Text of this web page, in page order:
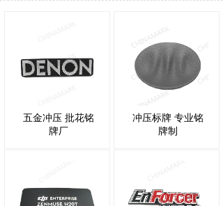
五金冲压 批花铭
牌厂
冲压标牌 专业铭
牌制